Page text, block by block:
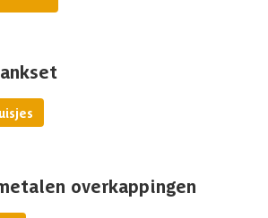
overkappingen